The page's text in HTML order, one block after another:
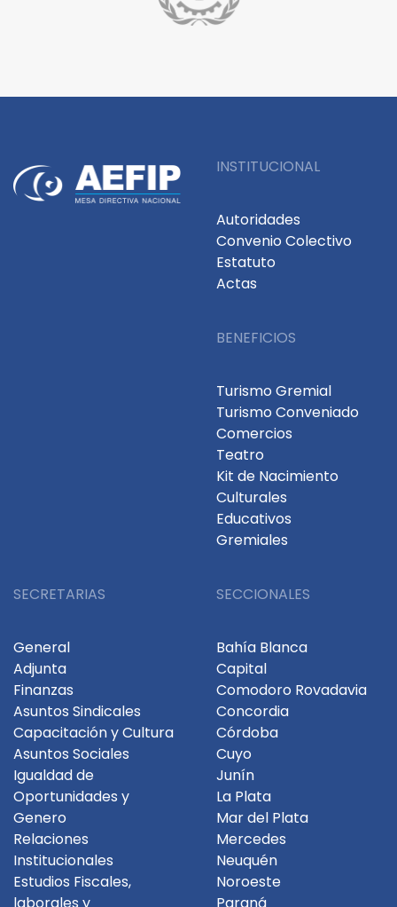
INSTITUCIONAL
Autoridades
Convenio Colectivo
Estatuto
Actas
BENEFICIOS
Turismo Gremial
Turismo Conveniado
Comercios
Teatro
Kit de Nacimiento
Culturales
Educativos
Gremiales
SECRETARIAS
General
Adjunta
Finanzas
Asuntos Sindicales
Capacitación y Cultura
Asuntos Sociales
Igualdad de
Oportunidades y
Genero
Relaciones
Institucionales
Estudios Fiscales,
SECCIONALES
Bahía Blanca
Capital
Comodoro Rovadavia
Concordia
Córdoba
Cuyo
Junín
La Plata
Mar del Plata
Mercedes
Neuquén
Noroeste